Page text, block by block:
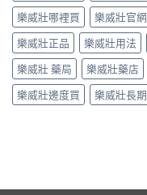
樂威壯哪裡買
樂威壯官網
樂威壯正品
樂威壯用法
樂威壯 藥局
樂威壯藥店
樂威壯邊度買
樂威壯長期